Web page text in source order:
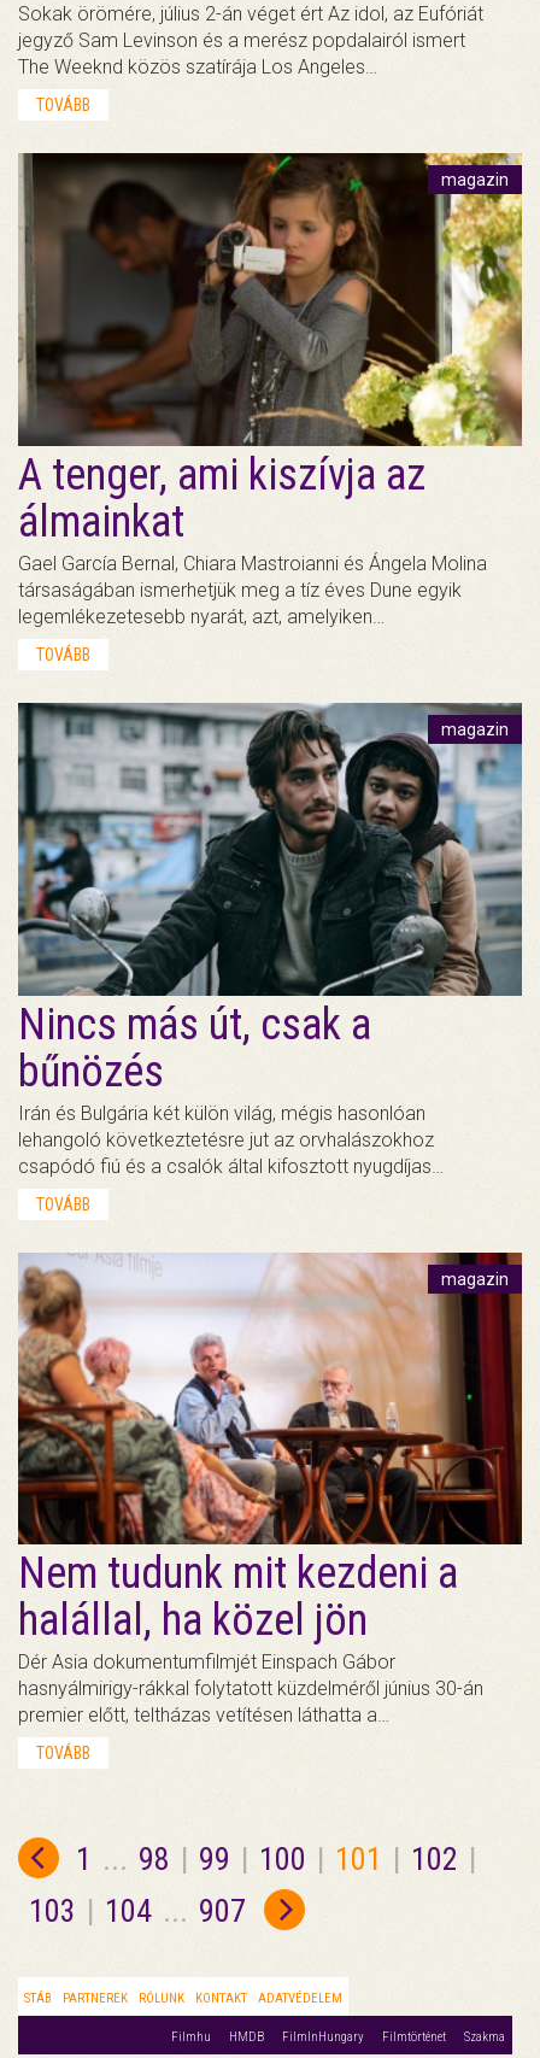
Sokak örömére, július 2-án véget ért Az idol, az Eufóriát
jegyző Sam Levinson és a merész popdalairól ismert
The Weeknd közös szatírája Los Angeles…
TOVÁBB
magazin
A tenger, ami kiszívja az
álmainkat
Gael García Bernal, Chiara Mastroianni és Ángela Molina
társaságában ismerhetjük meg a tíz éves Dune egyik
legemlékezetesebb nyarát, azt, amelyiken…
TOVÁBB
magazin
Nincs más út, csak a
bűnözés
Irán és Bulgária két külön világ, mégis hasonlóan
lehangoló következtetésre jut az orvhalászokhoz
csapódó fiú és a csalók által kifosztott nyugdíjas…
TOVÁBB
magazin
Nem tudunk mit kezdeni a
halállal, ha közel jön
Dér Asia dokumentumfilmjét Einspach Gábor
hasnyálmirigy-rákkal folytatott küzdelméről június 30-án
premier előtt, teltházas vetítésen láthatta a…
TOVÁBB
1 ... 98 | 99 | 100 | 101 | 102 |
103 | 104 ... 907
STÁB PARTNEREK RÓLUNK KONTAKT ADATVÉDELEM
Filmhu HMDB FilmInHungary Filmtörténet Szakma